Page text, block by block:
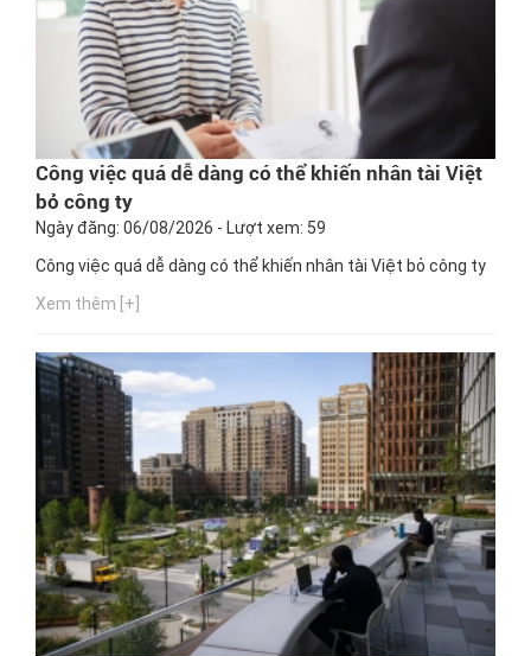
Công việc quá dễ dàng có thể khiến nhân tài Việt
bỏ công ty
Ngày đăng: 06/08/2026 - Lượt xem: 59
Công việc quá dễ dàng có thể khiến nhân tài Việt bỏ công ty
Xem thêm [+]